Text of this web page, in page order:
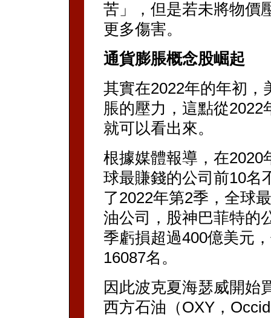
苦」，但是若未將物價
更多傷害。
通貨膨脹概念股崛起
其實在2022年的年初，
脹的壓力，這點從2022
就可以看出來。
根據媒體報導，在2020
球最賺錢的公司前10名
了2022年第2季，全球
油公司，股神巴菲特的
季虧損超過400億美元
16087名。
因此波克夏海瑟威開始
西方石油（OXY，